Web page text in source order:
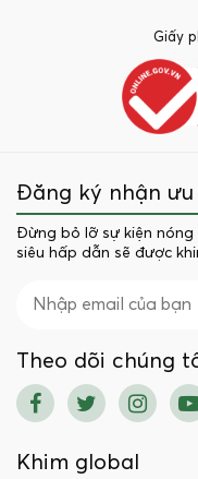
Giấy
Đăng ký nhận ưu
Đừng bỏ lỡ sự kiện
siêu hấp dẫn sẽ được
Theo dõi chúng
Khim global